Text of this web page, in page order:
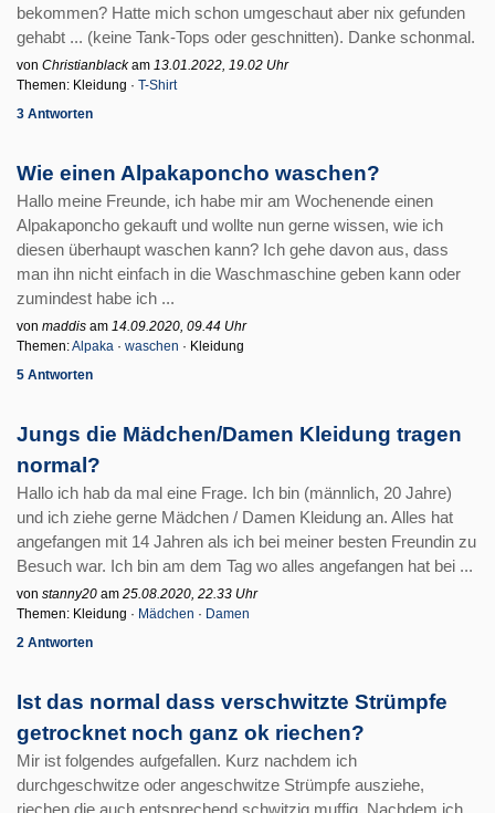
bekommen? Hatte mich schon umgeschaut aber nix gefunden
gehabt ... (keine Tank-Tops oder geschnitten). Danke schonmal.
von Christianblackam 13.01.2022, 19.02 Uhr
Themen: Kleidung · T-Shirt
3 Antworten
Wie einen Alpakaponcho waschen?
Hallo meine Freunde, ich habe mir am Wochenende einen
Alpakaponcho gekauft und wollte nun gerne wissen, wie ich
diesen überhaupt waschen kann? Ich gehe davon aus, dass
man ihn nicht einfach in die Waschmaschine geben kann oder
zumindest habe ich ...
von maddis am 14.09.2020, 09.44 Uhr
Themen:Alpaka · waschen · Kleidung
5 Antworten
Jungs die Mädchen/Damen Kleidung tragen
normal?
Hallo ich hab da mal eine Frage. Ich bin (männlich, 20 Jahre)
und ich ziehe gerne Mädchen / Damen Kleidung an. Alles hat
angefangen mit 14 Jahren als ich bei meiner besten Freundin zu
Besuch war. Ich bin am dem Tag wo alles angefangen hat bei ...
von stanny20 am 25.08.2020, 22.33 Uhr
Themen: Kleidung · Mädchen · Damen
2 Antworten
Ist das normal dass verschwitzte Strümpfe
getrocknet noch ganz ok riechen?
Mir ist folgendes aufgefallen. Kurz nachdem ich
durchgeschwitze oder angeschwitze Strümpfe ausziehe,